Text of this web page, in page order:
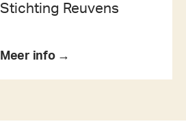
Stichting Reuvens
Meer info →